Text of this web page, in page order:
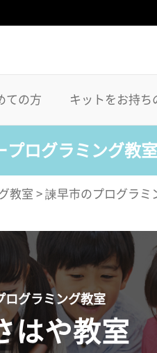
ての方 キットをお持ち
プログラミング教
教室 > 諫早市のプログラミ
ログラミング教室
はや教室